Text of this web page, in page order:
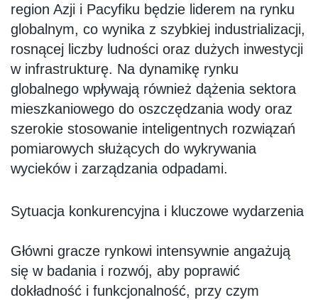
region Azji i Pacyfiku będzie liderem na rynku
globalnym, co wynika z szybkiej industrializacji,
rosnącej liczby ludności oraz dużych inwestycji
w infrastrukturę. Na dynamikę rynku
globalnego wpływają również dążenia sektora
mieszkaniowego do oszczędzania wody oraz
szerokie stosowanie inteligentnych rozwiązań
pomiarowych służących do wykrywania
wycieków i zarządzania odpadami.
Sytuacja konkurencyjna i kluczowe wydarzenia
Główni gracze rynkowi intensywnie angażują
się w badania i rozwój, aby poprawić
dokładność i funkcjonalność, przy czym